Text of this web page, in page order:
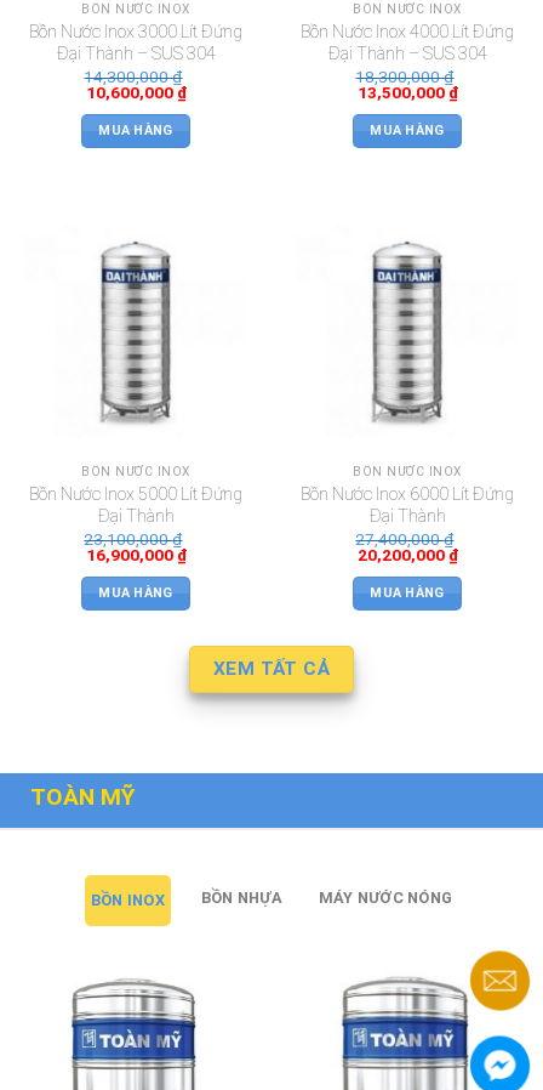
BỒN NƯỚC INOX
Bồn Nước Inox 3000 Lít Đứng
Đại Thành – SUS 304
14,300,000₫
10,600,000 ₫
MUA HÀNG
BỒN NƯỚC INOX
Bồn Nước Inox 4000 Lít Đứng
Đại Thành – SUS 304
18,300,000₫
13,500,000 ₫
MUA HÀNG
BỒN NƯỚC INOX
Bồn Nước Inox 5000 Lít Đứng
Đại Thành
23,100,000₫
16,900,000 ₫
MUA HÀNG
BỒN NƯỚC INOX
Bồn Nước Inox 6000 Lít Đứng
Đại Thành
27,400,000₫
20,200,000 ₫
MUA HÀNG
XEM TẤT CẢ
TOÀN MỸ
BỒN INOX BỒN NHỰA MÁY NƯỚC NÓNG